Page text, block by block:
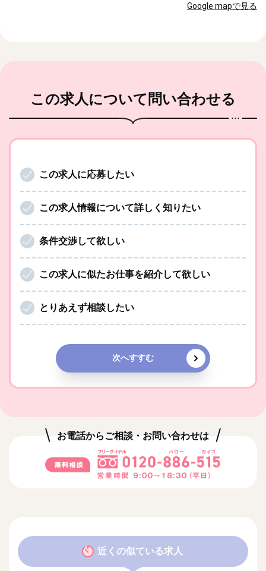
Google mapで見る
この求人について問い合わせる
この求人に応募したい
この求人情報について詳しく知りたい
条件交渉して欲しい
この求人に似たお仕事を紹介して欲しい
とりあえず相談したい
次へすすむ
お電話からご相談・お問い合わせは
近くの似ている求人